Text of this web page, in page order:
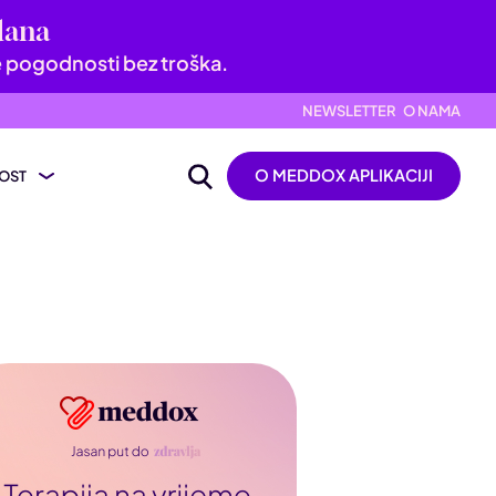
pogodnosti bez troška.
NEWSLETTER O NAMA
O MEDDOX APLIKACIJI